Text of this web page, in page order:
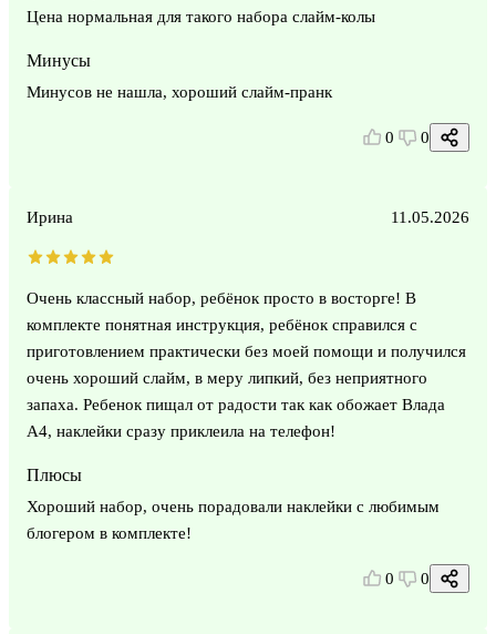
Цена нормальная для такого набора слайм-колы
Минусы
Минусов не нашла, хороший слайм-пранк
0 0
Ирина 11.05.2026
Очень классный набор, ребёнок просто в восторге! В
комплекте понятная инструкция, ребёнок справился с
приготовлением практически без моей помощи и получился
очень хороший слайм, в меру липкий, без неприятного
запаха. Ребенок пищал от радости так как обожает Влада
А4, наклейки сразу приклеила на телефон!
Плюсы
Хороший набор, очень порадовали наклейки с любимым
блогером в комплекте!
0 0